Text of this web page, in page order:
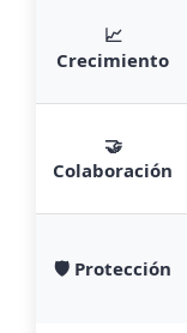
📈
Crecimiento
🤝
Colaboración
🛡️ Protección